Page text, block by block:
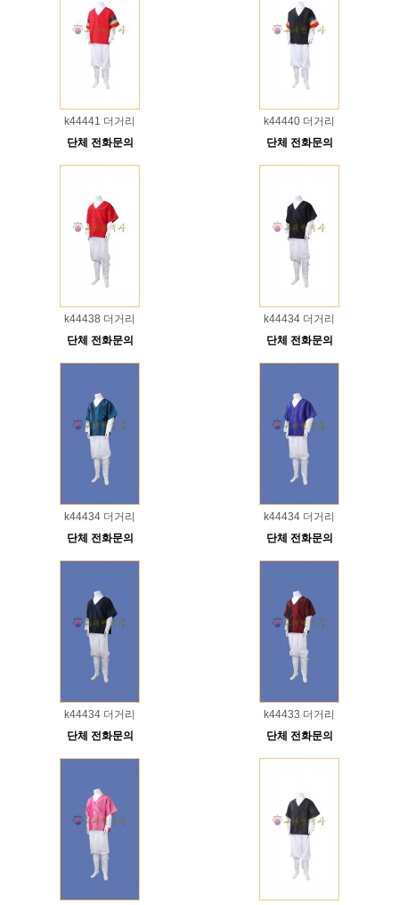
k44441 더거리
단체 전화문의
k44440 더거리
단체 전화문의
k44438 더거리
단체 전화문의
k44434 더거리
단체 전화문의
k44434 더거리
단체 전화문의
k44434 더거리
단체 전화문의
k44434 더거리
단체 전화문의
k44433 더거리
단체 전화문의